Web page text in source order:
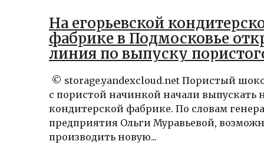
На егорьевской
фабрике в Подмосковье
линия по выпуску
© storage.yandexcloud.net Пористый
с пористой начинкой начали выпускать
кондитерской фабрике. По словам
предприятия Ольги Муравьевой,
производить новую...